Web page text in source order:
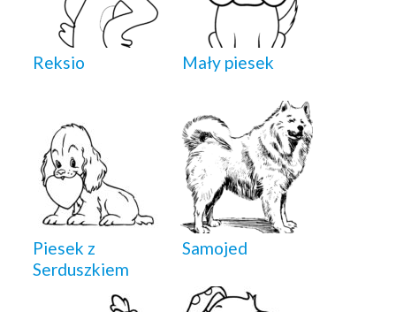
Reksio Mały piesek
Piesek z
Serduszkiem
Samojed